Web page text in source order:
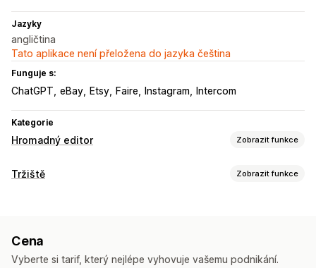
Jazyky
angličtina
Tato aplikace není přeložena do jazyka čeština
Funguje s:
ChatGPT eBay Etsy Faire Instagram Intercom
Kategorie
Hromadný editor Zobrazit funkce
Upravitelné zdroje
Akce
Tržiště Zobrazit funkce
Synchronizace produktů
Synchronizace nabídek Překlad kanálů
Cena
Vyberte si tarif, který nejlépe vyhovuje vašemu podnikání.